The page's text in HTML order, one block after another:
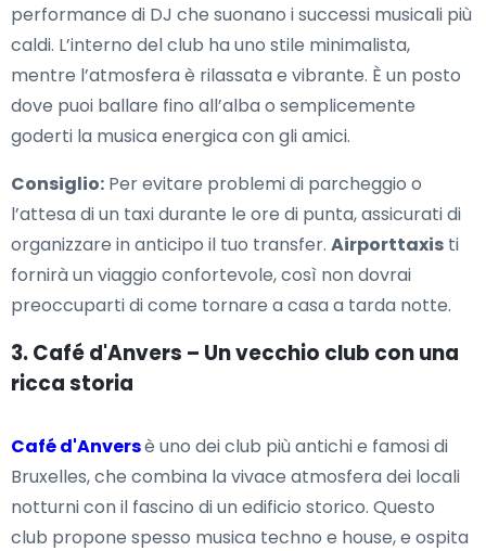
performance di DJ che suonano i successi musicali più
caldi. L’interno del club ha uno stile minimalista,
mentre l’atmosfera è rilassata e vibrante. È un posto
dove puoi ballare fino all’alba o semplicemente
goderti la musica energica con gli amici.
Consiglio: Per evitare problemi di parcheggio o
l’attesa di un taxi durante le ore di punta, assicurati di
organizzare in anticipo il tuo transfer. Airporttaxis ti
fornirà un viaggio confortevole, così non dovrai
preoccuparti di come tornare a casa a tarda notte.
3. Café d'Anvers – Un vecchio club con una
ricca storia
Café d'Anversè uno dei club più antichi e famosi di
Bruxelles, che combina la vivace atmosfera dei locali
notturni con il fascino di un edificio storico. Questo
club propone spesso musica techno e house, e ospita